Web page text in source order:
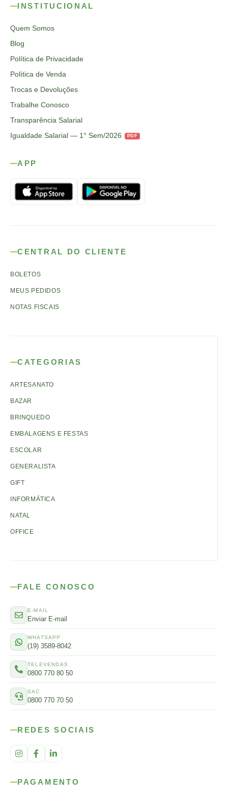
INSTITUCIONAL
Quem Somos
Blog
Política de Privacidade
Política de Venda
Trocas e Devoluções
Trabalhe Conosco
Transparência Salarial
Igualdade Salarial — 1° Sem/2026
PDF
APP
CENTRAL DO CLIENTE
BOLETOS
MEUS PEDIDOS
NOTAS FISCAIS
CATEGORIAS
ARTESANATO
BAZAR
BRINQUEDO
EMBALAGENS E FESTAS
ESCOLAR
GENERALISTA
GIFT
INFORMÁTICA
NATAL
OFFICE
FALE CONOSCO
E-MAIL
Enviar E-mail
WHATSAPP
(19) 3589-8042
TELEVENDAS
0800 770 80 50
SAC
0800 770 70 50
REDES SOCIAIS
PAGAMENTO